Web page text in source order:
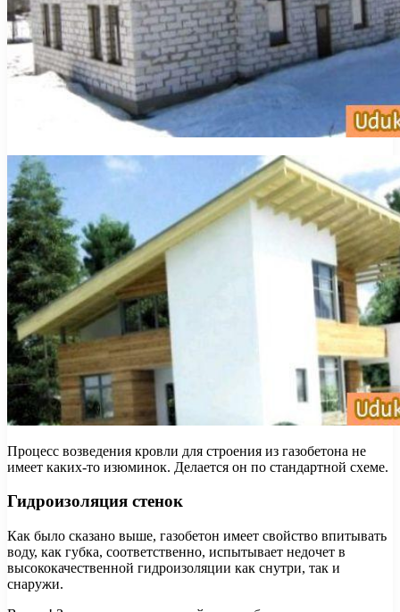
Процесс возведения кровли для строения из газобетона не
имеет каких-то изюминок. Делается он по стандартной схеме.
Гидроизоляция стенок
Как было сказано выше, газобетон имеет свойство впитывать
воду, как губка, соответственно, испытывает недочет в
высококачественной гидроизоляции как снутри, так и
снаружи.